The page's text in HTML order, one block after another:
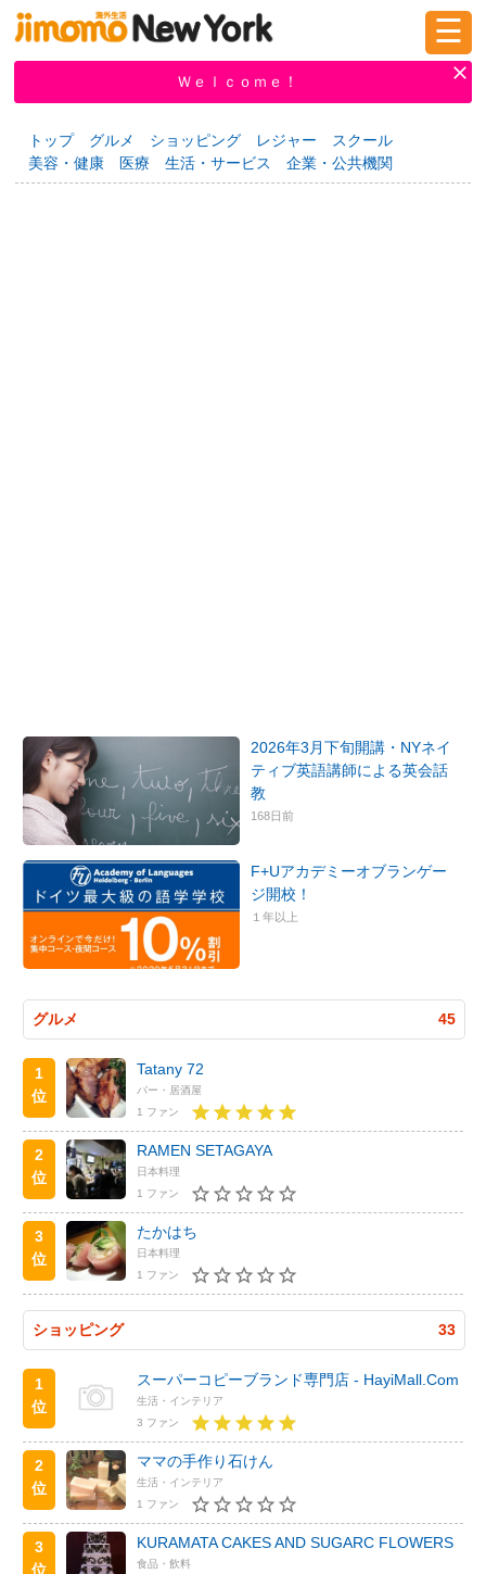
新規登録
掲示板 タウン情報 教えて！
☰
Ｗｅｌｃｏｍｅ！
トップ グルメ ショッピング レジャー
スクール
美容・健康
医療 生活・サービス 企業・公共機関
2026年3月下旬開講・NYネイ
ティブ英語講師による英会話
教
168日前
F+Uアカデミーオブランゲー
ジ開校！
１年以上
グルメ 45
1
位
Tatany 72
バー・居酒屋
1 ファン
2
位
RAMEN SETAGAYA
日本料理
1 ファン
3
位
たかはち
日本料理
1 ファン
ショッピング 33
1
位
スーパーコピーブランド専門店 - HayiMall.Com
生活・インテリア
3 ファン
2
位
ママの手作り石けん
生活・インテリア
1 ファン
3
位
KURAMATA CAKES AND SUGARC FLOWERS
食品・飲料